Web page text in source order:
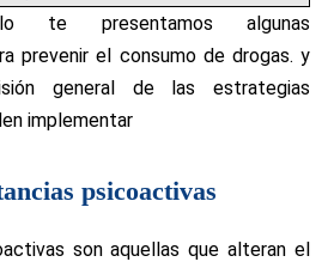
te presentamos algunas
prevenir el consumo de drogas. y
general de las estrategias
implementar
psicoactivas
son aquellas que alteran el